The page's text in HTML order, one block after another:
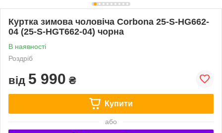
Куртка зимова чоловіча Corbona 25-S-HG662-
04 (25-S-HGT662-04) чорна
В наявності
Роздріб
від 5 990 ₴
Купити
або